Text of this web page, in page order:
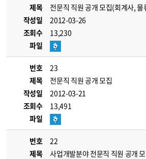
제목
전문직 직원 공개 모집(회계사, 물
작성일
2012-03-26
조회수
13,230
파일
번호
23
제목
전문직 직원 공개 모집
작성일
2012-03-21
조회수
13,491
파일
번호
22
제목
사업개발분야 전문직 직원 공개